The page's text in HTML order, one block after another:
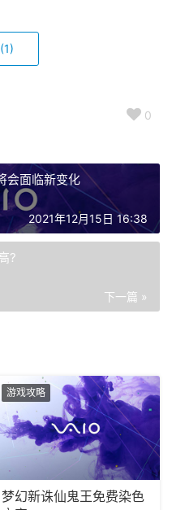
(1)
0
会面临新变化
2021年12月15日 16:38
?
下一篇 »
游戏攻略
梦幻新诛仙鬼王免费染色